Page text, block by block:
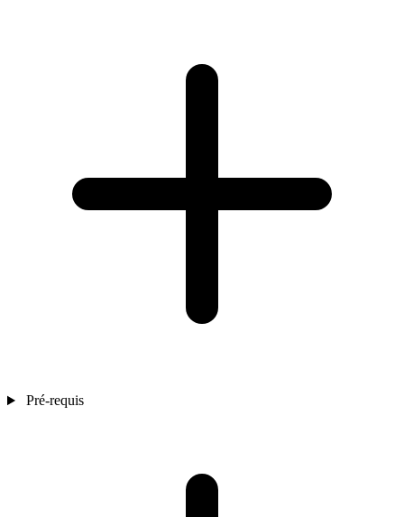
Pré-requis